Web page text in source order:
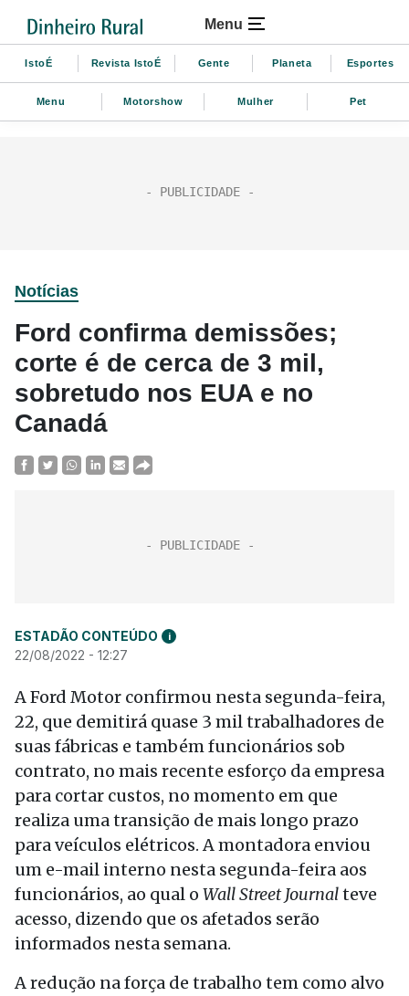
Menu
IstoÉ Revista IstoÉ Gente Planeta Esportes
Menu Motorshow Mulher Pet
Notícias
Ford confirma demissões;
corte é de cerca de 3 mil,
sobretudo nos EUA e no
Canadá
ESTADÃO CONTEÚDO i
22/08/2022 - 12:27
A Ford Motor confirmou nesta segunda-feira,
22, que demitirá quase 3 mil trabalhadores de
suas fábricas e também funcionários sob
contrato, no mais recente esforço da empresa
para cortar custos, no momento em que
realiza uma transição de mais longo prazo
para veículos elétricos. A montadora enviou
um e-mail interno nesta segunda-feira aos
funcionários, ao qual o Wall Street Journalteve
acesso, dizendo que os afetados serão
informados nesta semana.
A redução na força de trabalho tem como alvo